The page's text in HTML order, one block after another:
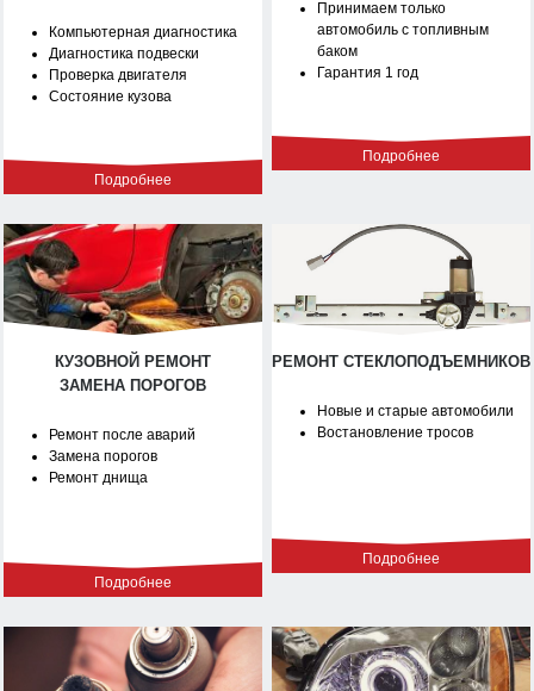
Компьютерная диагностика
Диагностика подвески
Проверка двигателя
Состояние кузова
Подробнее
Принимаем только
автомобиль с топливным
баком
Гарантия 1 год
Подробнее
КУЗОВНОЙ РЕМОНТ
ЗАМЕНА ПОРОГОВ
Ремонт после аварий
Замена порогов
Ремонт днища
Подробнее
РЕМОНТ СТЕКЛОПОДЪЕМНИКОВ
Новые и старые автомобили
Востановление тросов
Подробнее